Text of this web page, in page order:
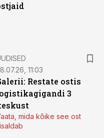
11:03
Restate ostis
3
mida kõike see ost